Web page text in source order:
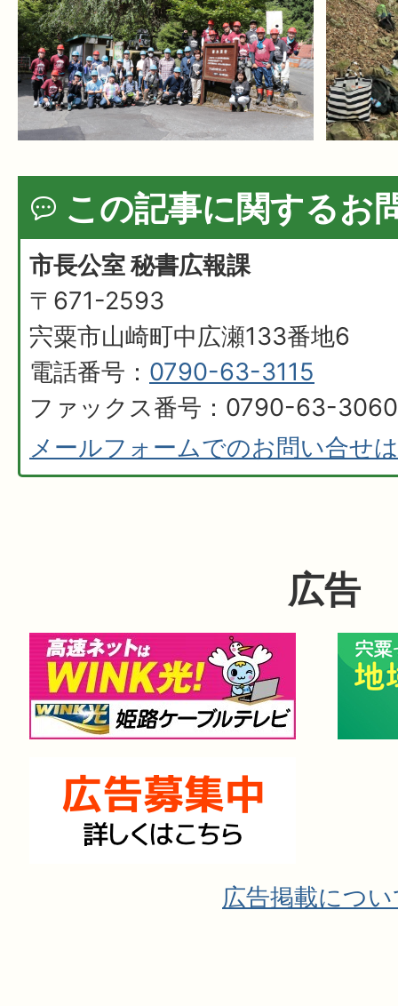
この記事に関するお
市長公室 秘書広報課
〒671-2593
宍粟市山崎町中広瀬133番地6
電話番号： 0790-63-3115
ファックス番号：0790-63-3060
メールフォームでのお問い合せ
広告
広告掲載につ